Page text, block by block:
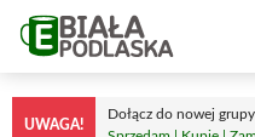
Przejdź
treści
UWAGA!
Dołącz do nowej grupy